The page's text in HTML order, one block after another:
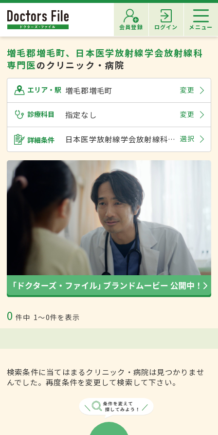
会員登録 ログイン メニュー
増毛郡増毛町、日本医学放射線学会放射線科
専門医のクリニック・病院
エリア・駅 増毛郡増毛町 変更
診療科目 指定なし 変更
詳細条件 日本医学放射線学会放射線科専門医 選択
0 件中 1〜0件を表示
検索条件に当てはまるクリニック・病院は見つかりませ
んでした。再度条件を変更して検索して下さい。